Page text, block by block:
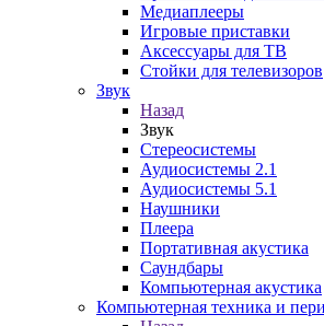
Медиаплееры
Игровые приставки
Аксессуары для ТВ
Стойки для телевизоров
Звук
Назад
Звук
Стереосистемы
Аудиосистемы 2.1
Аудиосистемы 5.1
Наушники
Плеера
Портативная акустика
Саундбары
Компьютерная акустика
Компьютерная техника и